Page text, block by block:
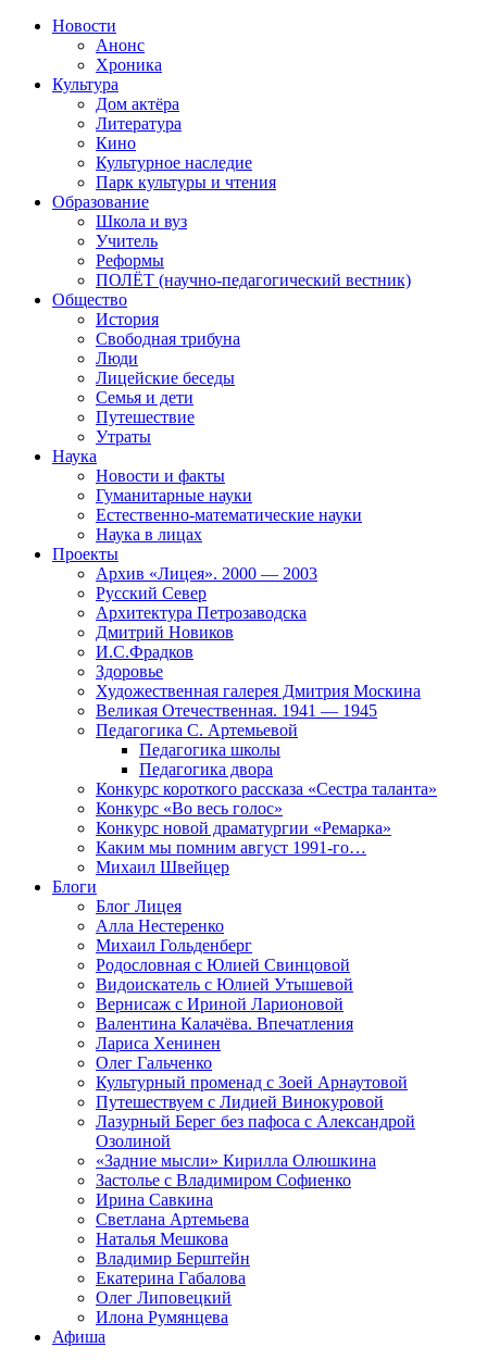
Новости
Анонс
Хроника
Культура
Дом актёра
Литература
Кино
Культурное наследие
Парк культуры и чтения
Образование
Школа и вуз
Учитель
Реформы
ПОЛЁТ (научно-педагогический вестник)
Общество
История
Свободная трибуна
Люди
Лицейские беседы
Семья и дети
Путешествие
Утраты
Наука
Новости и факты
Гуманитарные науки
Естественно-математические науки
Наука в лицах
Проекты
Архив «Лицея». 2000 — 2003
Русский Север
Архитектура Петрозаводска
Дмитрий Новиков
И.С.Фрадков
Здоровье
Художественная галерея Дмитрия Москина
Великая Отечественная. 1941 — 1945
Педагогика С. Артемьевой
Педагогика школы
Педагогика двора
Конкурс короткого рассказа «Сестра таланта»
Конкурс «Во весь голос»
Конкурс новой драматургии «Ремарка»
Каким мы помним август 1991-го…
Михаил Швейцер
Блоги
Блог Лицея
Алла Нестеренко
Михаил Гольденберг
Родословная с Юлией Свинцовой
Видоискатель с Юлией Утышевой
Вернисаж с Ириной Ларионовой
Валентина Калачёва. Впечатления
Лариса Хенинен
Олег Гальченко
Культурный променад с Зоей Арнаутовой
Путешествуем с Лидией Винокуровой
Лазурный Берег без пафоса с Александрой
Озолиной
«Задние мысли» Кирилла Олюшкина
Застолье с Владимиром Софиенко
Ирина Савкина
Светлана Артемьева
Наталья Мешкова
Владимир Берштейн
Екатерина Габалова
Олег Липовецкий
Илона Румянцева
Афиша